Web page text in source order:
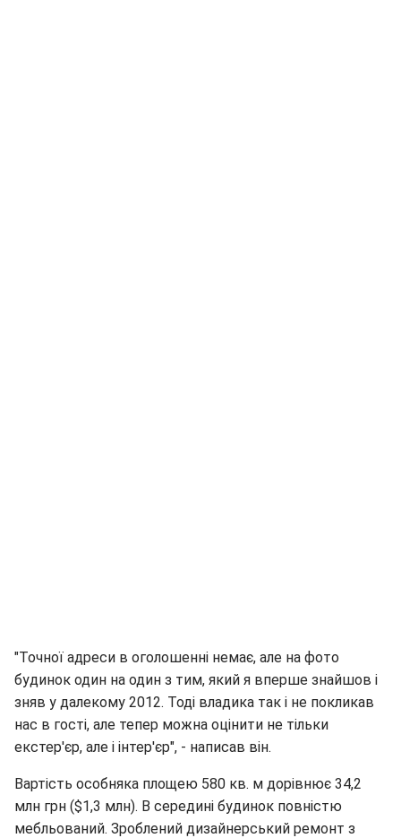
"Точної адреси в оголошенні немає, але на фото
будинок один на один з тим, який я вперше знайшов і
зняв у далекому 2012. Тоді владика так і не покликав
нас в гості, але тепер можна оцінити не тільки
екстер'єр, але і інтер'єр", - написав він.
Вартість особняка площею 580 кв. м дорівнює 34,2
млн грн ($1,3 млн). В середині будинок повністю
мебльований. Зроблений дизайнерський ремонт з